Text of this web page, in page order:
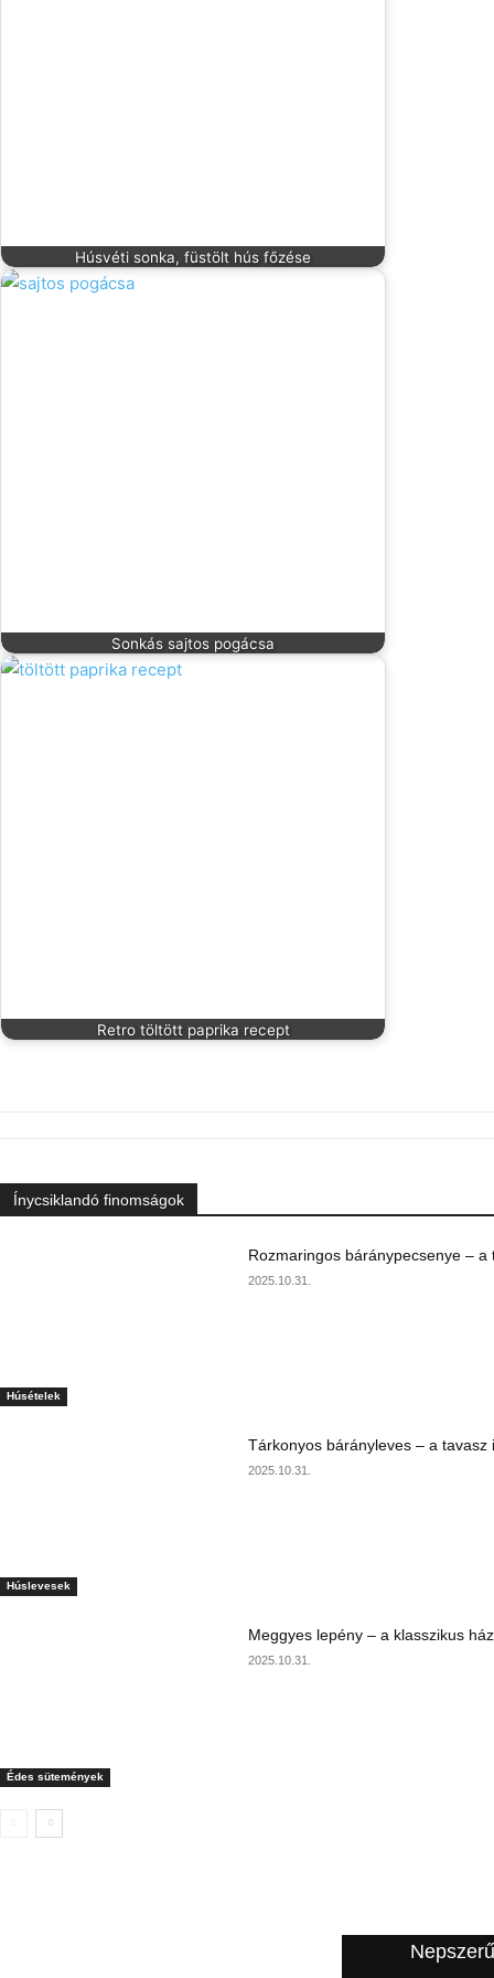
Húsvéti sonka, füstölt hús főzése
Sonkás sajtos pogácsa
Retro töltött paprika recept
Ínycsiklandó finomságok
Húsételek
Rozmaringos báránypecsenye – a
2025.10.31.
Húslevesek
Tárkonyos bárányleves – a tavasz
2025.10.31.
Édes sütemények
Meggyes lepény – a klasszikus
2025.10.31.